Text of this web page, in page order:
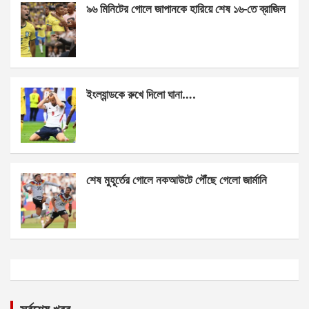
৯৬ মিনিটের গোলে জাপানকে হারিয়ে শেষ ১৬-তে ব্রাজিল
ইংল্যান্ডকে রুখে দিলো ঘানা….
শেষ মুহূর্তের গোলে নকআউটে পৌঁছে গেলো জার্মানি